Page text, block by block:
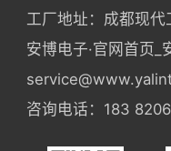
工厂地址：成都现
安博电子·官网首页_
咨询电话：183